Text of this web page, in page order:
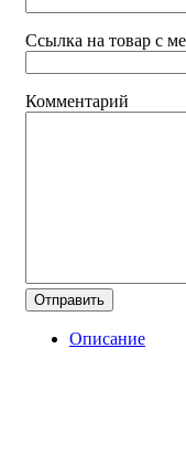
Ссылка на товар с
Комментарий
Описание